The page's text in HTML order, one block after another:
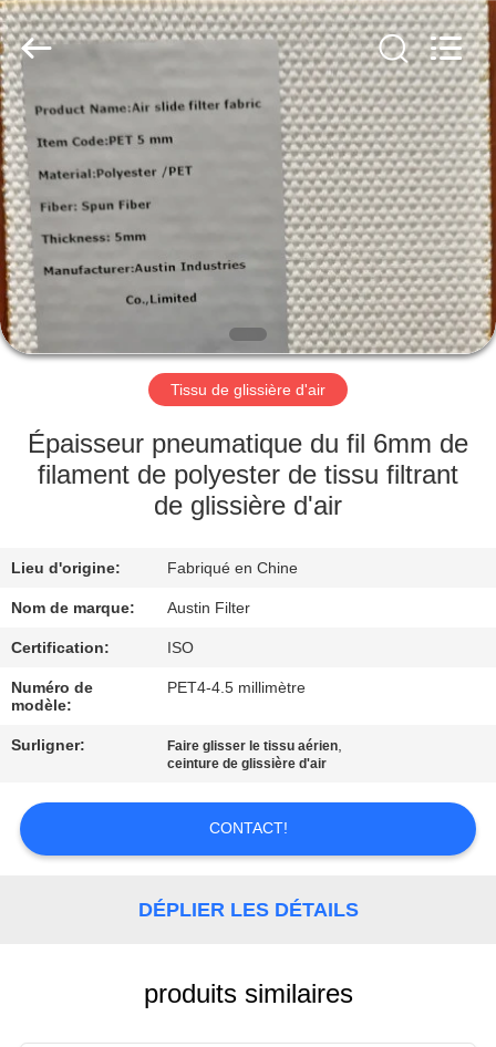
MAISON
PRODUITS
AU
SUJET
DE
NOUS
VISITE
D'USINE
DE
QUALITÉ
CONTACTEZ-
NOUS
UNE
CITATION
Engineering
Co.,LTD.
All
Rights
Reserved.
Developed
by
ECER
Tissu de glissière d'air
Épaisseur pneumatique du fil 6mm de
filament de polyester de tissu filtrant
de glissière d'air
Lieu d'origine: Fabriqué en Chine
Nom de marque: Austin Filter
Certification: ISO
Numéro de
modèle:
PET4-4.5 millimètre
Surligner: Faire glisser le tissu aérien,
ceinture de glissière d'air
CONTACT!
DÉPLIER LES DÉTAILS
produits similaires